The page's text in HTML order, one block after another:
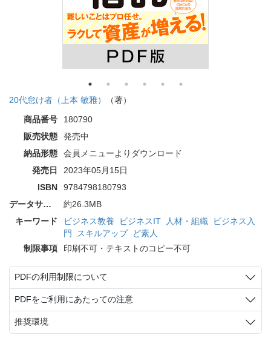
20代怠け者（上本 敏雅）
（著）
商品番号
180790
販売状態
発売中
納品形態
会員メニューよりダウンロード
発売日
2023年05月15日
ISBN
9784798180793
データサイズ
約26.3MB
キーワード
ビジネス教養 ビジネスIT 人材・組織
ビジネス入
門
スキルアップ
ど素人
制限事項
印刷不可・テキストのコピー不可
PDFの利用制限について
PDFをご利用にあたっての注意
推奨環境